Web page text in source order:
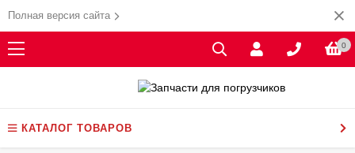
Полная версия сайта
0
КАТАЛОГ ТОВАРОВ